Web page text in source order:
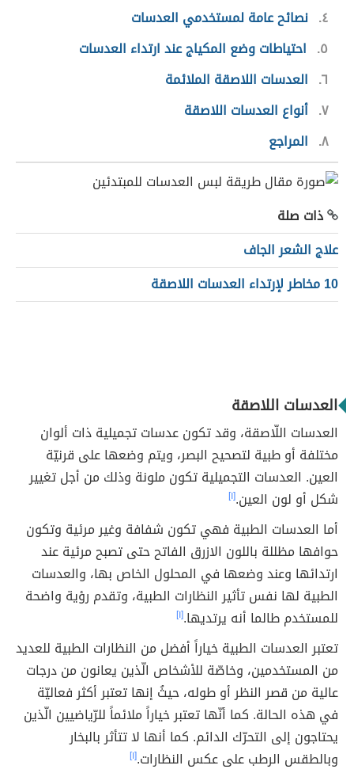
٤ نصائح عامة لمستخدمي العدسات
٥
احتياطات وضع المكياج عند ارتداء العدسات
٦ العدسات اللاصقة الملائمة
٧ أنواع العدسات اللاصقة
٨ المراجع
ذات صلة
علاج الشعر الجاف
10 مخاطر لإرتداء العدسات اللاصقة
العدسات اللاصقة
العدسات اللّاصقة، وقد تكون عدسات تجميلية ذات ألوان
مختلفة أو طبية لتصحيح البصر، ويتم وضعها على قرنيّة
العين. العدسات التجميلية تكون ملونة وذلك من أجل تغيير
شكل أو لون العين.[١]
أما العدسات الطبية فهي تكون شفافة وغير مرئية وتكون
حوافها مظللة باللون الازرق الفاتح حتى تصبح مرئية عند
ارتدائها وعند وضعها في المحلول الخاص بها، والعدسات
الطبية لها نفس تأثير النظارات الطبية، وتقدم رؤية واضحة
للمستخدم طالما أنه يرتديها.[١]
تعتبر العدسات الطبية خياراً أفضل من النظارات الطبية للعديد
من المستخدمين، وخاصّة للأشخاص الّذين يعانون من درجات
عالية من قصر النظر أو طوله، حيثُ إنها تعتبر أكثر فعاليّة
في هذه الحالة. كما أنّها تعتبر خياراً ملائماً للرّياضيين الّذين
يحتاجون إلى التحرّك الدائم. كما أنها لا تتأثر بالبخار
وبالطقس الرطب على عكس النظارات.[١]